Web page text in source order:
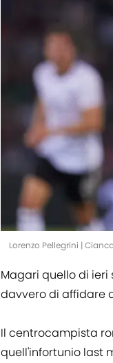
Lorenzo Pellegrini |
Magari quello di
davvero di affidare
Il centrocampista
quell'infortunio last